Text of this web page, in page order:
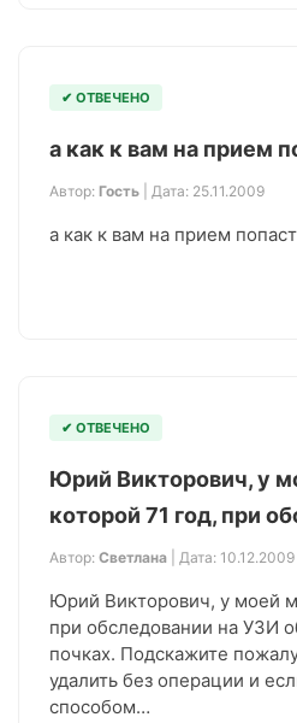
✔ ОТВЕЧЕНО
а как к вам на прием
Автор: Гость | Дата: 25.11.2009
а как к вам на прием
✔ ОТВЕЧЕНО
Юрий Викторович, у
которой 71 год, при
Автор: Светлана | Дата: 10.12.2009
Юрий Викторович, у моей
при обследовании на УЗИ
почках. Подскажите
удалить без операции и
способом…